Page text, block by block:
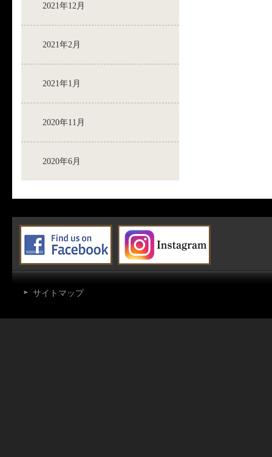
2021年12月
2021年2月
2021年1月
2020年11月
2020年6月
サイトマップ